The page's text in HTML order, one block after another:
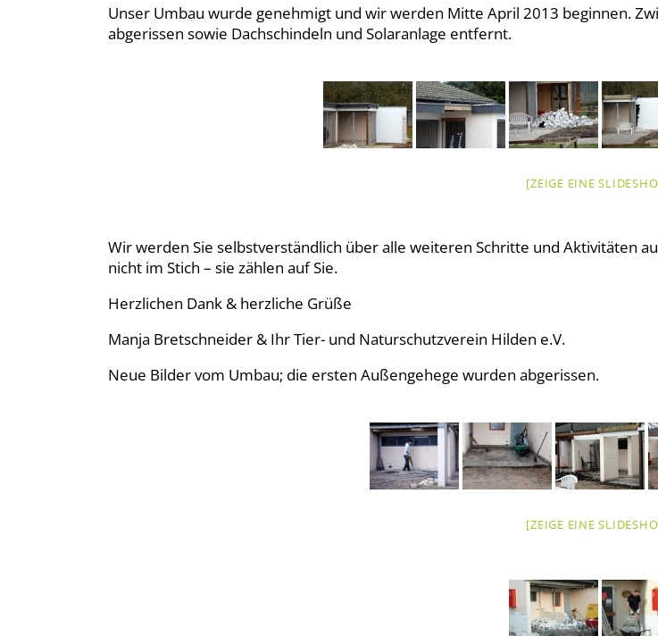
Unser Umbau wurde genehmigt und wir werden Mitte April 2013 beginnen.
abgerissen sowie Dachschindeln und Solaranlage entfernt.
[ZEIGE EINE
Wir werden Sie selbstverständlich über alle weiteren Schritte und Aktivitäten
nicht im Stich – sie zählen auf Sie.
Herzlichen Dank & herzliche Grüße
Manja Bretschneider & Ihr Tier- und Naturschutzverein Hilden e.V.
Neue Bilder vom Umbau; die ersten Außengehege wurden abgerissen.
[ZEIGE EINE